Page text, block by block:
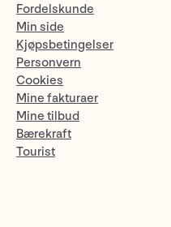
Fordelskunde
Min side
Kjøpsbetingelser
Personvern
Cookies
Mine fakturaer
Mine tilbud
Bærekraft
Tourist